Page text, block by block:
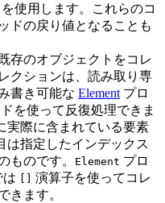
を使用します。これらのコ
ドの戻り値となることも
存のオブジェクトをコレ
クションは、読み取り専
書き可能な Element プロ
を使って反復処理できま
実際に含まれている要素
は指定したインデックス
ものです。
Element プロ
は [] 演算子を使ってコレ
きます。